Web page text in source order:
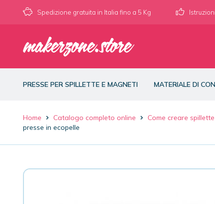
Spedizione gratuita in Italia fino a 5 Kg
PRESSE PER SPILLETTE E MAGNETI MATERIALE DI
Home Catalogo completo online Come creare
presse in ecopelle